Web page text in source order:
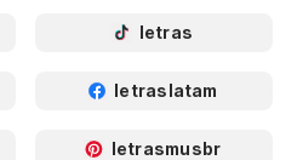
letras
letraslatam
letrasmusbr